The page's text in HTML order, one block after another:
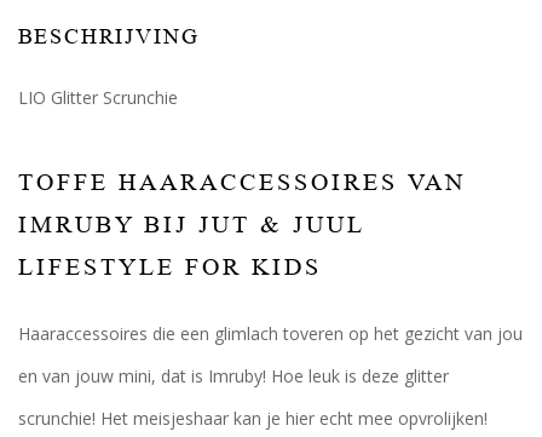
BESCHRIJVING
LIO Glitter Scrunchie
TOFFE HAARACCESSOIRES VAN
IMRUBY BIJ JUT & JUUL
LIFESTYLE FOR KIDS
Haaraccessoires die een glimlach toveren op het gezicht van jou
en van jouw mini, dat is Imruby! Hoe leuk is deze glitter
scrunchie! Het meisjeshaar kan je hier echt mee opvrolijken!